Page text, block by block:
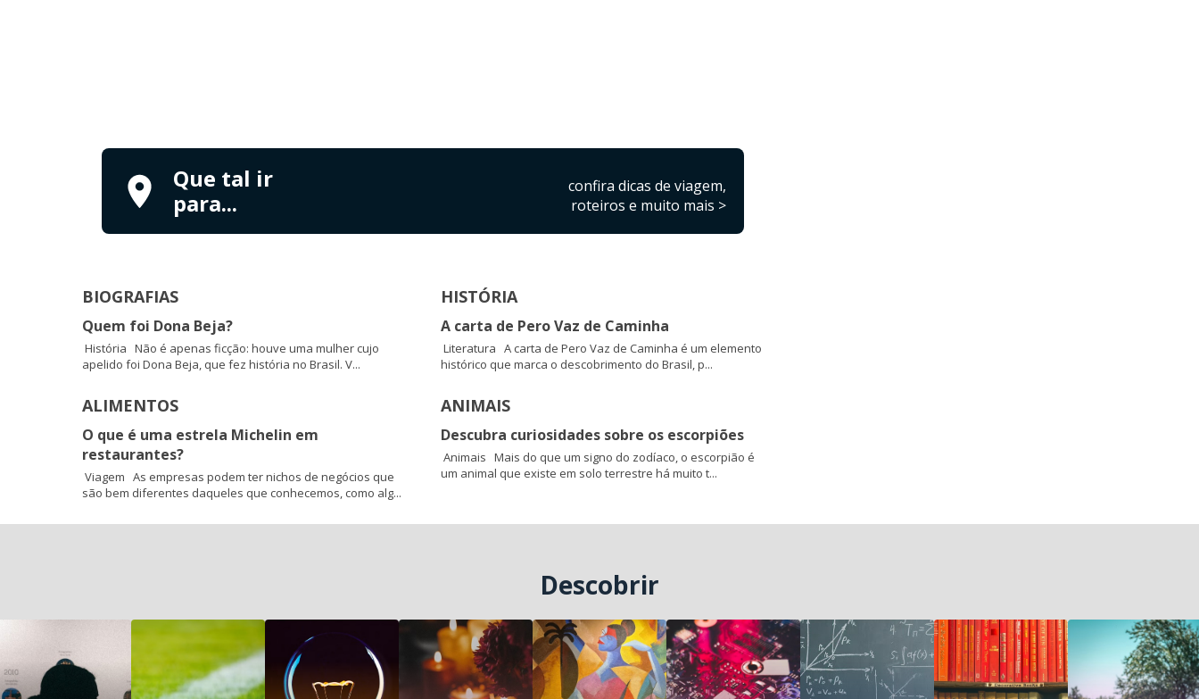
Que tal ir
para...
confira dicas de viagem,
roteiros e muito mais >
BIOGRAFIAS
Quem foi Dona Beja?
História Não é apenas ficção: houve uma mulher cujo
apelido foi Dona Beja, que fez história no Brasil. V...
ALIMENTOS
O que é uma estrela Michelin em
restaurantes?
Viagem As empresas podem ter nichos de negócios que
são bem diferentes daqueles que conhecemos, como alg...
HISTÓRIA
A carta de Pero Vaz de Caminha
Literatura A carta de Pero Vaz de Caminha é um elemento
histórico que marca o descobrimento do Brasil, p...
ANIMAIS
Descubra curiosidades sobre os escorpiões
Animais Mais do que um signo do zodíaco, o escorpião é
um animal que existe em solo terrestre há muito t...
Descobrir